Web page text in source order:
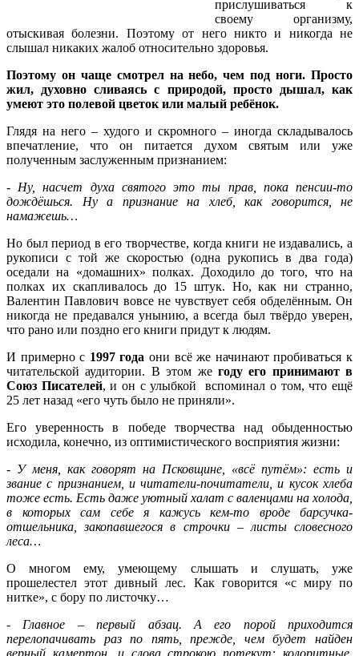
прислушиваться к
своему организму,
отыскивая болезни. Поэтому от него никто и никогда не
слышал никаких жалоб относительно здоровья.
Поэтому он чаще смотрел на небо, чем под ноги. Просто
жил, духовно сливаясь с природой, просто дышал, как
умеют это полевой цветок или малый ребёнок.
Глядя на него – худого и скромного – иногда складывалось
впечатление, что он питается духом святым или уже
полученным заслуженным признанием:
- Ну, насчет духа святого это ты прав, пока пенсии-то
дождёшься. Ну а признание на хлеб, как говорится, не
намажешь…
Но был период в его творчестве, когда книги не издавались, а
рукописи с той же скоростью (одна рукопись в два года)
оседали на «домашних» полках. Доходило до того, что на
полках их скапливалось до 15 штук. Но, как ни странно,
Валентин Павлович вовсе не чувствует себя обделённым. Он
никогда не предавался унынию, а всегда был твёрдо уверен,
что рано или поздно его книги придут к людям.
И примерно с 1997 года они всё же начинают пробиваться к
читательской аудитории. В этом же году его принимают в
Союз Писателей, и он с улыбкой вспоминал о том, что ещё
25 лет назад «его чуть было не приняли».
Его уверенность в победе творчества над обыденностью
исходила, конечно, из оптимистического восприятия жизни:
- У меня, как говорят на Псковщине, «всё путём»: есть и
звание с признанием, и читатели-почитатели, и кусок хлеба
тоже есть. Есть даже уютный халат с валенцами на холода,
в которых сам себе я кажусь кем-то вроде барсучка-
отшельника, закопавшегося в строчки – листы словесного
леса…
О многом ему, умеющему слышать и слушать, уже
прошелестел этот дивный лес. Как говорится «с миру по
нитке», с бору по листочку…
- Главное – первый абзац. А его порой приходится
перелопачивать раз по пять, прежде, чем будет найден
верный камертон, и слова строкою потекут: колоритные,